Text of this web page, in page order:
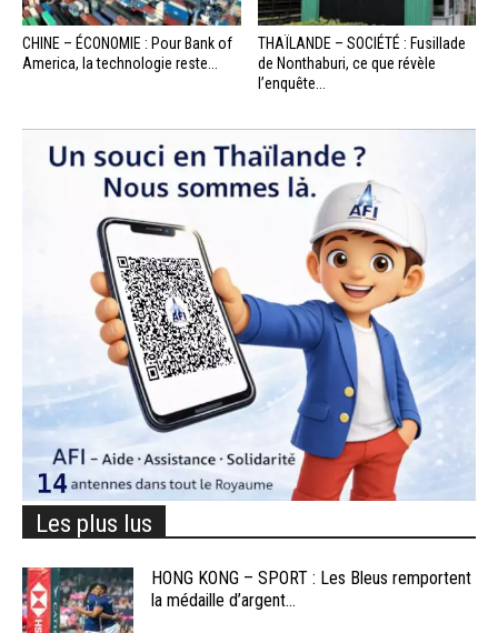
CHINE – ÉCONOMIE : Pour Bank of
America, la technologie reste...
THAÏLANDE – SOCIÉTÉ : Fusillade
de Nonthaburi, ce que révèle
l’enquête...
Les plus lus
HONG KONG – SPORT : Les Bleus remportent
la médaille d’argent...